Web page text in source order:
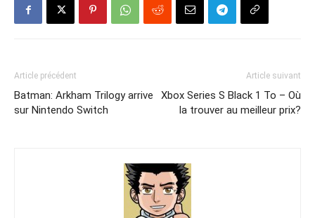
Article précédent
Batman: Arkham Trilogy arrive
sur Nintendo Switch
Article suivant
Xbox Series S Black 1 To – Où
la trouver au meilleur prix?